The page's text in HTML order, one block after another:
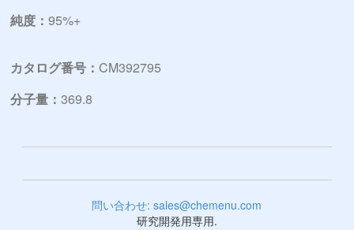
純度：95%+
カタログ番号：CM392795
分子量：369.8
問い合わせ: sales@chemenu.com
研究開発用専用.